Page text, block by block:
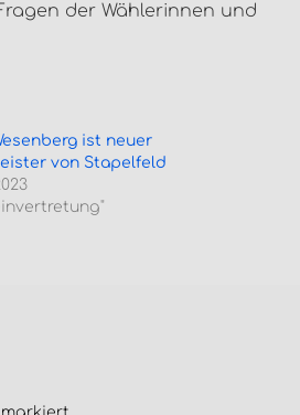
der Wählerinnen und
ist neuer
von Stapelfeld